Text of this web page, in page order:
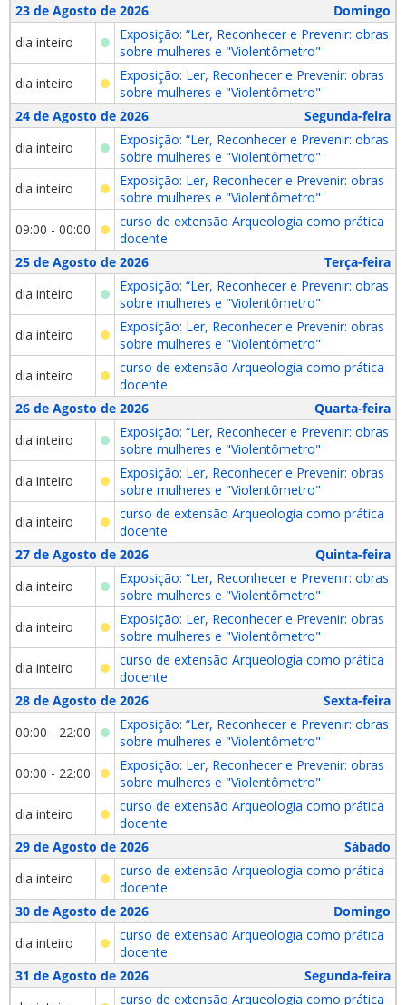
23 de Agosto de 2026
Domingo
dia inteiro
Exposição: “Ler, Reconhecer e Prevenir: obras
sobre mulheres e "Violentômetro"
dia inteiro
Exposição: Ler, Reconhecer e Prevenir: obras
sobre mulheres e "Violentômetro"
24 de Agosto de 2026
Segunda-feira
dia inteiro
Exposição: “Ler, Reconhecer e Prevenir: obras
sobre mulheres e "Violentômetro"
dia inteiro
Exposição: Ler, Reconhecer e Prevenir: obras
sobre mulheres e "Violentômetro"
09:00 - 00:00
curso de extensão Arqueologia como prática
docente
25 de Agosto de 2026
Terça-feira
dia inteiro
Exposição: “Ler, Reconhecer e Prevenir: obras
sobre mulheres e "Violentômetro"
dia inteiro
Exposição: Ler, Reconhecer e Prevenir: obras
sobre mulheres e "Violentômetro"
dia inteiro
curso de extensão Arqueologia como prática
docente
26 de Agosto de 2026
Quarta-feira
dia inteiro
Exposição: “Ler, Reconhecer e Prevenir: obras
sobre mulheres e "Violentômetro"
dia inteiro
Exposição: Ler, Reconhecer e Prevenir: obras
sobre mulheres e "Violentômetro"
dia inteiro
curso de extensão Arqueologia como prática
docente
27 de Agosto de 2026
Quinta-feira
dia inteiro
Exposição: “Ler, Reconhecer e Prevenir: obras
sobre mulheres e "Violentômetro"
dia inteiro
Exposição: Ler, Reconhecer e Prevenir: obras
sobre mulheres e "Violentômetro"
dia inteiro
curso de extensão Arqueologia como prática
docente
28 de Agosto de 2026
Sexta-feira
00:00 - 22:00
Exposição: “Ler, Reconhecer e Prevenir: obras
sobre mulheres e "Violentômetro"
00:00 - 22:00
Exposição: Ler, Reconhecer e Prevenir: obras
sobre mulheres e "Violentômetro"
dia inteiro
curso de extensão Arqueologia como prática
docente
29 de Agosto de 2026
Sábado
dia inteiro
curso de extensão Arqueologia como prática
docente
30 de Agosto de 2026
Domingo
dia inteiro
curso de extensão Arqueologia como prática
docente
31 de Agosto de 2026
Segunda-feira
curso de extensão Arqueologia como prática